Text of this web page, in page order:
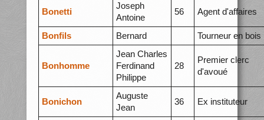
Bonetti
Joseph
Antoine
56 Agent d'affaires
Bonfils Bernard Tourneur en bois
Bonhomme
Jean Charles
Ferdinand
Philippe
28
Premier clerc
d'avoué
Bonichon
Auguste
Jean
36 Ex instituteur